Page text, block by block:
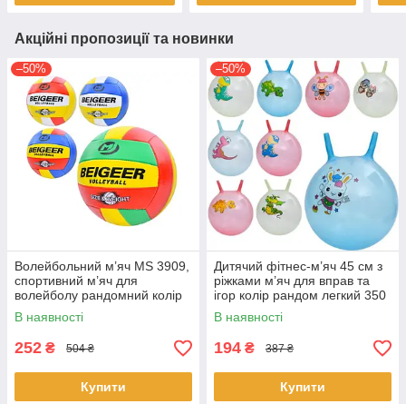
Акційні пропозиції та новинки
–50%
Волейбольний м’яч MS 3909,
спортивний м’яч для
волейболу рандомний колір
В наявності
252 ₴ 504 ₴
Купити
–50%
Дитячий фітнес-м’яч 45 см з
ріжками м’яч для вправ та
ігор колір рандом легкий 350
гВ наявності
194 ₴ 387 ₴
Купити